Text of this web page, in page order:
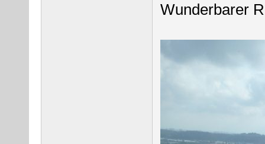
Wunderbarer